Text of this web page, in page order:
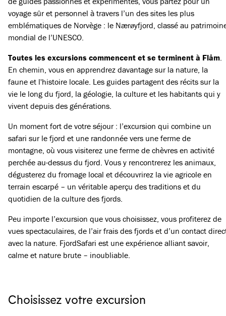
voyage sûr et personnel à travers l’un des sites les plus
emblématiques de Norvège : le Nærøyfjord, classé au
mondial de l’UNESCO.
Toutes les excursions commencent et se terminent à Flåm.
En chemin, vous en apprendrez davantage sur la nature, la
faune et l'histoire locale. Les guides partagent des récits sur la
vie le long du fjord, la géologie, la culture et les habitants qui y
vivent depuis des générations.
Un moment fort de votre séjour : l’excursion qui combine un
safari sur le fjord et une randonnée vers une ferme de
montagne, où vous visiterez une ferme de chèvres en activité
perchée au-dessus du fjord. Vous y rencontrerez les animaux,
dégusterez du fromage local et découvrirez la vie agricole en
terrain escarpé – un véritable aperçu des traditions et du
quotidien de la culture des fjords.
Peu importe l’excursion que vous choisissez, vous profiterez de
vues spectaculaires, de l’air frais des fjords et d’un contact
avec la nature. FjordSafari est une expérience alliant savoir,
calme et nature brute – inoubliable.
Choisissez votre excursion